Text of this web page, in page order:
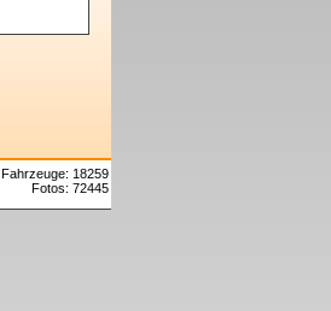
Fahrzeuge: 18259
Fotos: 72445